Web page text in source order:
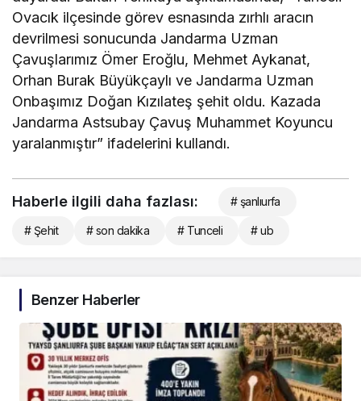
Ovacık ilçesinde görev esnasında zırhlı aracın
devrilmesi sonucunda Jandarma Uzman
Çavuşlarımız Ömer Eroğlu, Mehmet Aykanat,
Orhan Burak Büyükçaylı ve Jandarma Uzman
Onbaşımız Doğan Kızılateş şehit oldu. Kazada
Jandarma Astsubay Çavuş Muhammet Koyuncu
yaralanmıştır” ifadelerini kullandı.
Haberle ilgili daha fazlası: # şanlıurfa
# Şehit # son dakika # Tunceli # ub
Benzer Haberler